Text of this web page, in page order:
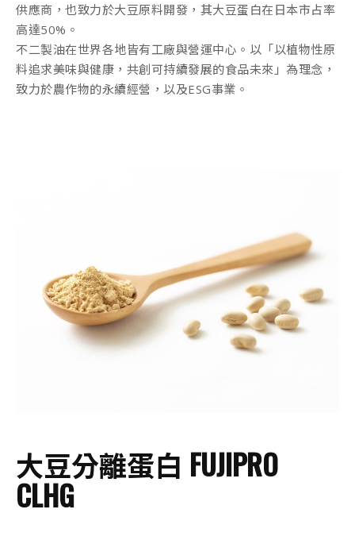
供應商，也致力於大豆原料開發，其大豆蛋白在日本市占率
高達50%。
不二製油在世界各地皆有工廠與營運中心。以「以植物性原
料追求美味與健康，共創可持續發展的食品未來」為理念，
致力於農作物的永續經營，以及ESG事業。
大豆分離蛋白 FUJIPRO
CLHG